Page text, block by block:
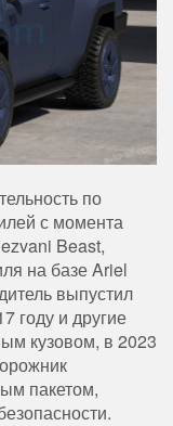
по
с момента
Beast,
на базе Ariel
выпустил
году и другие
кузовом, в 2023
пакетом,